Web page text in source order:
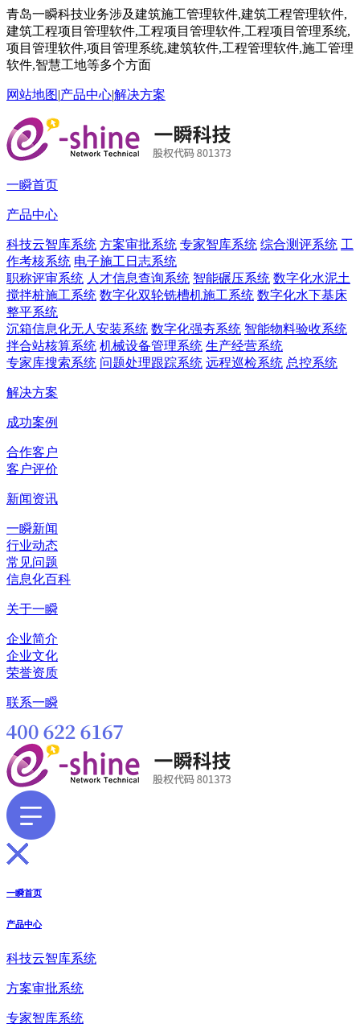
青岛一瞬科技业务涉及建筑施工管理软件,建筑工程管理软件,
建筑工程项目管理软件,工程项目管理软件,工程项目管理系统,
项目管理软件,项目管理系统,建筑软件,工程管理软件,施工管理
软件,智慧工地等多个方面
网站地图|产品中心|解决方案
一瞬首页
产品中心
科技云智库系统 方案审批系统 专家智库系统 综合测评系统 工
作考核系统 电子施工日志系统
职称评审系统 人才信息查询系统 智能碾压系统 数字化水泥土
搅拌桩施工系统 数字化双轮铣槽机施工系统 数字化水下基床
整平系统
沉箱信息化无人安装系统 数字化强夯系统 智能物料验收系统
拌合站核算系统 机械设备管理系统 生产经营系统
专家库搜索系统 问题处理跟踪系统 远程巡检系统 总控系统
解决方案
成功案例
合作客户
客户评价
新闻资讯
一瞬新闻
行业动态
常见问题
信息化百科
关于一瞬
企业简介
企业文化
荣誉资质
联系一瞬
一瞬首页
产品中心
科技云智库系统
方案审批系统
专家智库系统